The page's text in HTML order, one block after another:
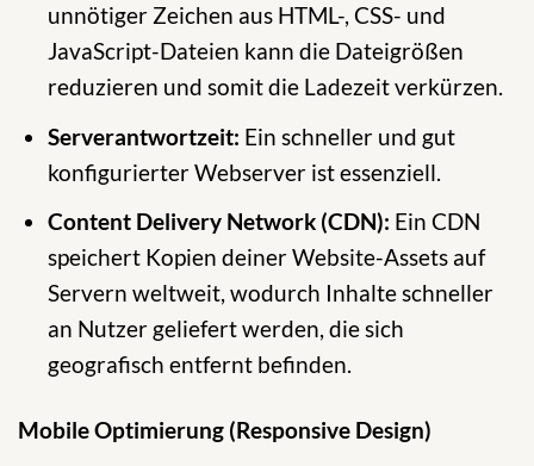
unnötiger Zeichen aus HTML-, CSS- und
JavaScript-Dateien kann die Dateigrößen
reduzieren und somit die Ladezeit verkürzen.
Serverantwortzeit: Ein schneller und gut
konfigurierter Webserver ist essenziell.
Content Delivery Network (CDN): Ein CDN
speichert Kopien deiner Website-Assets auf
Servern weltweit, wodurch Inhalte schneller
an Nutzer geliefert werden, die sich
geografisch entfernt befinden.
Mobile Optimierung (Responsive Design)